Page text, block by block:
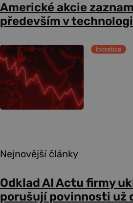
Americké akcie
především v
Investice
Nejnovější články
Odklad AI Actu firmy
porušují povinnosti už